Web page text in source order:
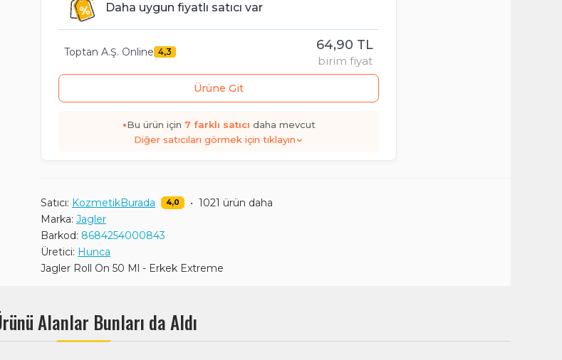
Daha uygun fiyatlı satıcı var
Toptan A.Ş. Online 4,3 64,90 TL
birim fiyat
Ürüne Git
•Bu ürün için 7 farklı satıcı daha mevcut
Diğer satıcıları görmek için tıklayın
Satıcı: KozmetikBurada 4,0 • 1021 ürün daha
Marka: Jagler
Barkod: 8684254000843
Üretici: Hunca
Jagler Roll On 50 Ml - Erkek Extreme
Alanlar Bunları da Aldı